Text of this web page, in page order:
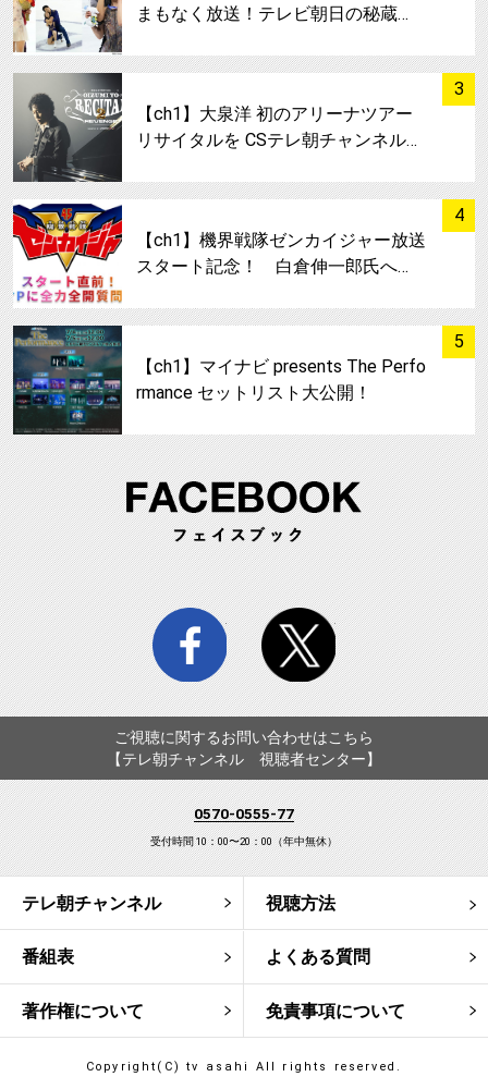
まもなく放送！テレビ朝日の秘蔵…
3
【ch1】大泉洋 初のアリーナツアー
リサイタルを CSテレ朝チャンネル…
4
サムネイル
【ch1】機界戦隊ゼンカイジャー放送
スタート記念！ 白倉伸一郎氏へ…
5
【ch1】マイナビ presents The Perfo
rmance セットリスト大公開！
facebook twitter
ご視聴に関するお問い合わせはこちら
【テレ朝チャンネル 視聴者センター】
0570-0555-77
受付時間 10：00〜20：00（年中無休）
テレ朝チャンネル 視聴方法
番組表 よくある質問
著作権について 免責事項について
Copyright(C) tv asahi All rights reserved.